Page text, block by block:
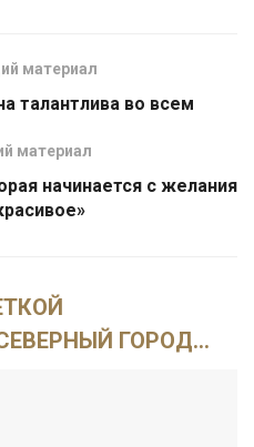
материал
талантлива во всем
материал
начинается с желания
ГОРОД...